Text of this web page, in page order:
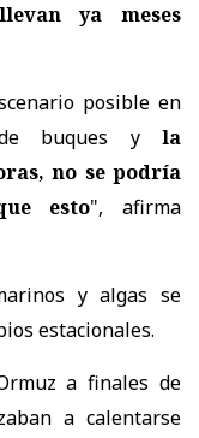
llevan ya meses
posible en
buques y la
no se podría
esto", afirma
y algas se
estacionales.
a finales de
a calentarse